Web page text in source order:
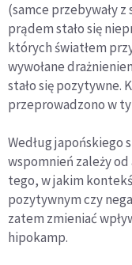
(samce przebywały
prądem stało się
których światłem
wywołane
stało się pozytywne.
przeprowadzono w
Według
wspomnień zależy
tego, w jakim
pozytywnym czy
zatem zmieniać
hipokamp.